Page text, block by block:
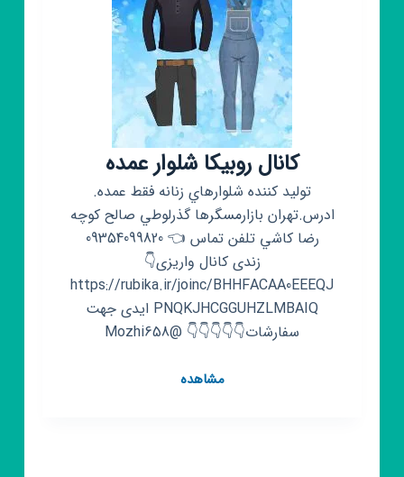
کانال روبیکا شلوار عمده
توليد كننده شلوارهاي زنانه فقط عمده.
ادرس.تهران بازارمسگرها گذرلوطي صالح كوچه
رضا كاشي تلفن تماس 👈 09354099820
زندی کانال واریزی👇
https://rubika.ir/joinc/BHHFACAA0EEEQJ
PNQKJHCGGUHZLMBAIQ ایدی جهت
سفارشات👇👇👇👇👇 @Mozhi658
مشاهدهکانال